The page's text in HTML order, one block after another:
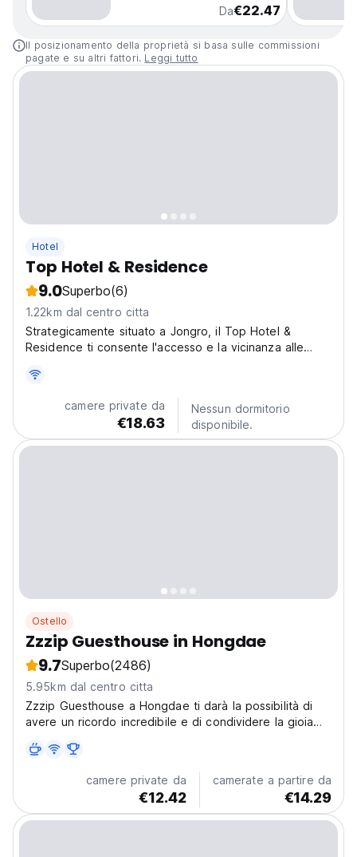
Da€22.47
Il posizionamento della proprietà si basa sulle commissioni
pagate e su altri fattori. Leggi tutto
Hotel
Top Hotel & Residence
9.0Superbo(6)
1.22km dal centro citta
Strategicamente situato a Jongro, il Top Hotel &
Residence ti consente l'accesso e la vicinanza alle
camere private da
€18.63
Nessun dormitorio
disponibile.
Ostello
Zzzip Guesthouse in Hongdae
9.7Superbo(2486)
5.95km dal centro citta
Zzzip Guesthouse a Hongdae ti darà la possibilità di
avere un ricordo incredibile e di condividere la gioia
camere private da
€12.42
camerate a partire da
€14.29